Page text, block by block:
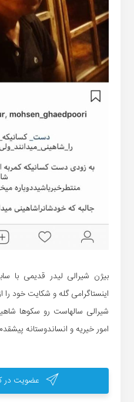
بیژن شیرالی لیدر قدیمی با
اینستاگرامی گله و شکایت خود را
شیرالی سالهاست رو سکوها
امور خیریه و انساندوستانه
عضویت در